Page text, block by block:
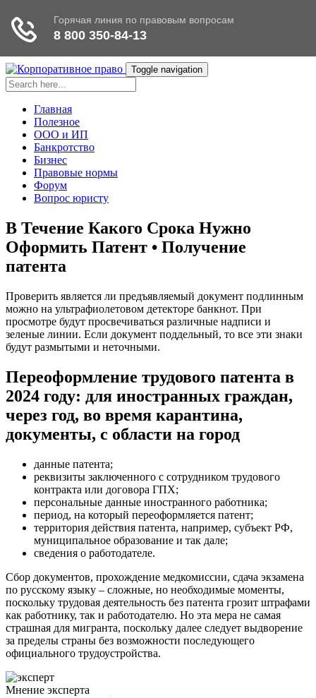
Toggle navigation
Главная
Полезное
ООО и ИП
Банкротство
Бизнес
Правовые нормы
Форум
Вопрос юристу
В Течение Какого Срока Нужно
Оформить Патент • Получение
патента
Проверить является ли предъявляемый документ подлинным
можно на ультрафиолетовом детекторе банкнот. При
просмотре будут просвечиваться различные надписи и
зеленые линии. Если документ поддельный, то все эти знаки
будут размытыми и неточными.
Переоформление трудового патента в
2024 году: для иностранных граждан,
через год, во время карантина,
документы, с области на город
данные патента;
реквизиты заключенного с сотрудником трудового
контракта или договора ГПХ;
персональные данные иностранного работника;
период, на который переоформляется патент;
территория действия патента, например, субъект РФ,
муниципальное образование и так дале;
сведения о работодателе.
Сбор документов, прохождение медкомиссии, сдача экзамена
по русскому языку – сложные, но необходимые моменты,
поскольку трудовая деятельность без патента грозит штрафами
как работнику, так и работодателю. Но эта мера не самая
страшная для мигранта, поскольку далее следует выдворение
за пределы страны без возможности последующего
официального трудоустройства.
Мнение эксперта